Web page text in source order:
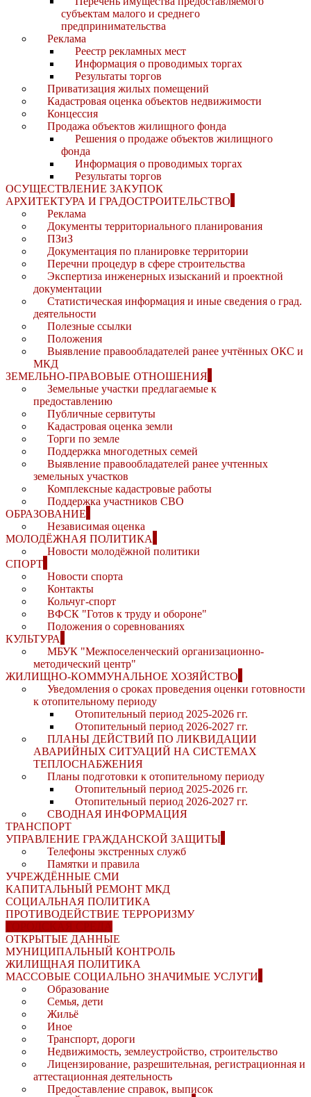
субъектам малого и среднего
предпринимательства
Реклама
Реестр рекламных мест
Информация о проводимых торгах
Результаты торгов
Приватизация жилых помещений
Кадастровая оценка объектов недвижимости
Концессия
Продажа объектов жилищного фонда
Решения о продаже объектов жилищного
фонда
Информация о проводимых торгах
Результаты торгов
ОСУЩЕСТВЛЕНИЕ ЗАКУПОК
АРХИТЕКТУРА И ГРАДОСТРОИТЕЛЬСТВО
Реклама
Документы территориального планирования
ПЗиЗ
Документация по планировке территории
Перечни процедур в сфере строительства
Экспертиза инженерных изысканий и проектной
документации
Статистическая информация и иные сведения о град.
деятельности
Полезные ссылки
Положения
Выявление правообладателей ранее учтённых ОКС и
МКД
ЗЕМЕЛЬНО-ПРАВОВЫЕ ОТНОШЕНИЯ
Земельные участки предлагаемые к
предоставлению
Публичные сервитуты
Кадастровая оценка земли
Торги по земле
Поддержка многодетных семей
Выявление правообладателей ранее учтенных
земельных участков
Комплексные кадастровые работы
Поддержка участников СВО
ОБРАЗОВАНИЕ
Независимая оценка
МОЛОДЁЖНАЯ ПОЛИТИКА
Новости молодёжной политики
СПОРТ
Новости спорта
Контакты
Кольчуг-спорт
ВФСК "Готов к труду и обороне"
Положения о соревнованиях
КУЛЬТУРА
МБУК "Межпоселенческий организационно-
методический центр"
ЖИЛИЩНО-КОММУНАЛЬНОЕ ХОЗЯЙСТВО
Уведомления о сроках проведения оценки готовности
к отопительному периоду
Отопительный период 2025-2026 гг.
Отопительный период 2026-2027 гг.
ПЛАНЫ ДЕЙСТВИЙ ПО ЛИКВИДАЦИИ
АВАРИЙНЫХ СИТУАЦИЙ НА СИСТЕМАХ
ТЕПЛОСНАБЖЕНИЯ
Планы подготовки к отопительному периоду
Отопительный период 2025-2026 гг.
Отопительный период 2026-2027 гг.
СВОДНАЯ ИНФОРМАЦИЯ
ТРАНСПОРТ
УПРАВЛЕНИЕ ГРАЖДАНСКОЙ ЗАЩИТЫ
Телефоны экстренных служб
Памятки и правила
УЧРЕЖДЁННЫЕ СМИ
КАПИТАЛЬНЫЙ РЕМОНТ МКД
СОЦИАЛЬНАЯ ПОЛИТИКА
ПРОТИВОДЕЙСТВИЕ ТЕРРОРИЗМУ
ОТКРЫТЫЕ ДАННЫЕ
МУНИЦИПАЛЬНЫЙ КОНТРОЛЬ
ЖИЛИЩНАЯ ПОЛИТИКА
МАССОВЫЕ СОЦИАЛЬНО ЗНАЧИМЫЕ УСЛУГИ
Образование
Семья, дети
Жильё
Иное
Транспорт, дороги
Недвижимость, землеустройство, строительство
Лицензирование, разрешительная, регистрационная и
аттестационная деятельность
Предоставление справок, выписок